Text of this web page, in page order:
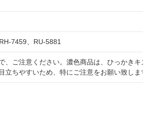
7459、RU-5881
、ご注意ください。濃色商品は、ひっかき
立ちやすいため、特にご注意をお願い致しま